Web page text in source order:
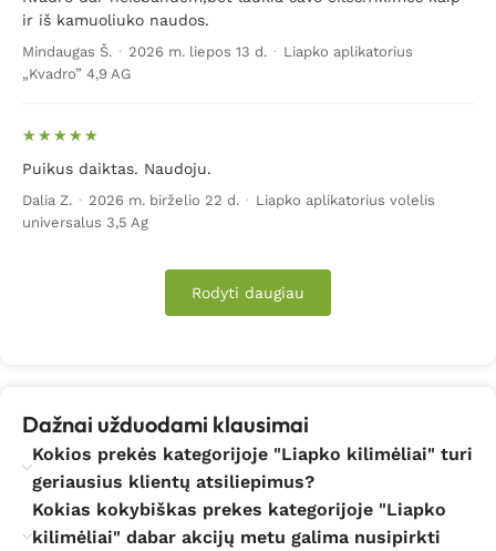
ir iš kamuoliuko naudos.
Mindaugas Š. · 2026 m. liepos 13 d. · Liapko aplikatorius
„Kvadro” 4,9 AG
Puikus daiktas. Naudoju.
Dalia Z. · 2026 m. birželio 22 d. · Liapko aplikatorius volelis
universalus 3,5 Ag
Rodyti daugiau
Dažnai užduodami klausimai
Kokios prekės kategorijoje "Liapko kilimėliai" turi
geriausius klientų atsiliepimus?
Kokias kokybiškas prekes kategorijoje "Liapko
kilimėliai" dabar akcijų metu galima nusipirkti